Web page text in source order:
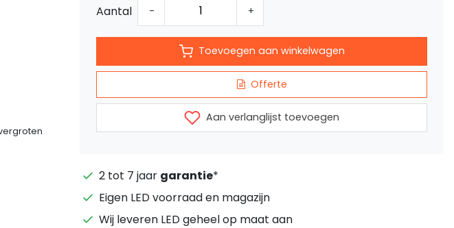
Aantal - +
Toevoegen aan winkelwagen
Offerte
Aan verlanglijst toevoegen
2 tot 7 jaar garantie*
Eigen LED voorraad en magazijn
Wij leveren LED geheel op maat aan